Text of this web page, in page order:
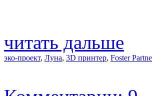
читать дальше
эко-проект, Луна, 3D принтер, Foster